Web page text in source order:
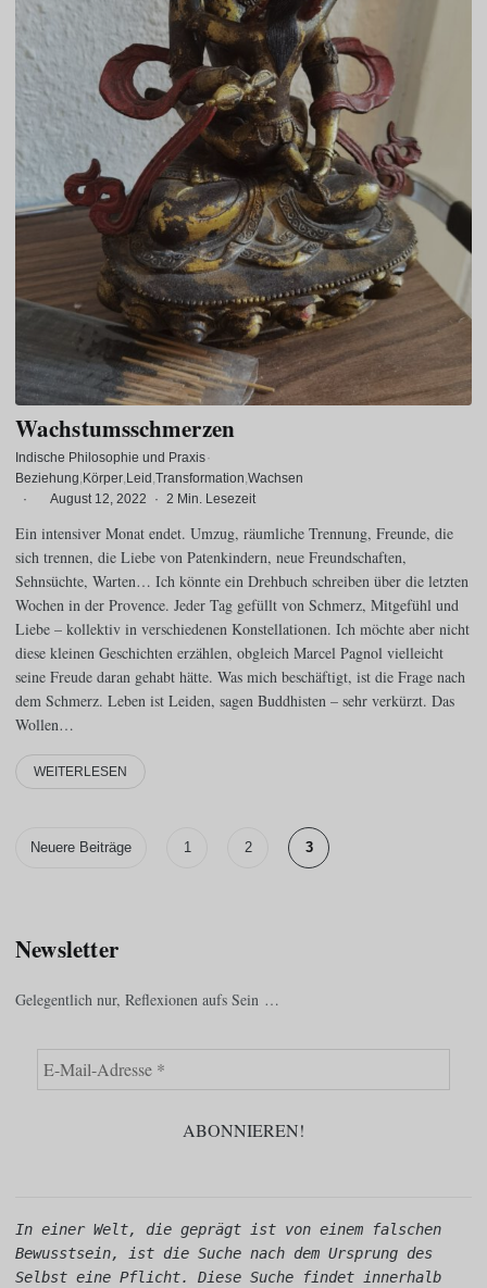
Wachstumsschmerzen
Indische Philosophie und Praxis·
Beziehung Körper Leid Transformation Wachsen
·
August 12, 2022 · 2 Min. Lesezeit
Ein intensiver Monat endet. Umzug, räumliche Trennung, Freunde, die
sich trennen, die Liebe von Patenkindern, neue Freundschaften,
Sehnsüchte, Warten… Ich könnte ein Drehbuch schreiben über die letzten
Wochen in der Provence. Jeder Tag gefüllt von Schmerz, Mitgefühl und
Liebe – kollektiv in verschiedenen Konstellationen. Ich möchte aber nicht
diese kleinen Geschichten erzählen, obgleich Marcel Pagnol vielleicht
seine Freude daran gehabt hätte. Was mich beschäftigt, ist die Frage nach
dem Schmerz. Leben ist Leiden, sagen Buddhisten – sehr verkürzt. Das
Wollen…
WEITERLESEN
Neuere Beiträge 1 2 3
Newsletter
Gelegentlich nur, Reflexionen aufs Sein …
In einer Welt, die geprägt ist von einem falschen
Bewusstsein, ist die Suche nach dem Ursprung des
Selbst eine Pflicht. Diese Suche findet innerhalb